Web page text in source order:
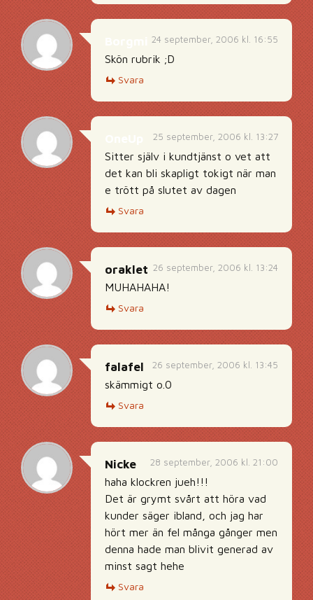
24 september, 2006 kl. 16:55
Skön rubrik ;D
Svara
25 september, 2006 kl. 13:27
Sitter själv i kundtjänst o vet att
det kan bli skapligt tokigt när man
e trött på slutet av dagen
Svara
26 september, 2006 kl. 13:24
oraklet
MUHAHAHA!
Svara
26 september, 2006 kl. 13:45
falafel
skämmigt o.0
Svara
28 september, 2006 kl. 21:00
Nicke
haha klockren jueh!!!
Det är grymt svårt att höra vad
kunder säger ibland, och jag har
hört mer än fel många gånger men
denna hade man blivit generad av
minst sagt hehe
Svara